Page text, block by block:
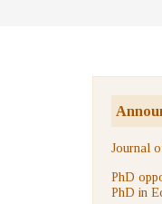
Journal
PhD
PhD in